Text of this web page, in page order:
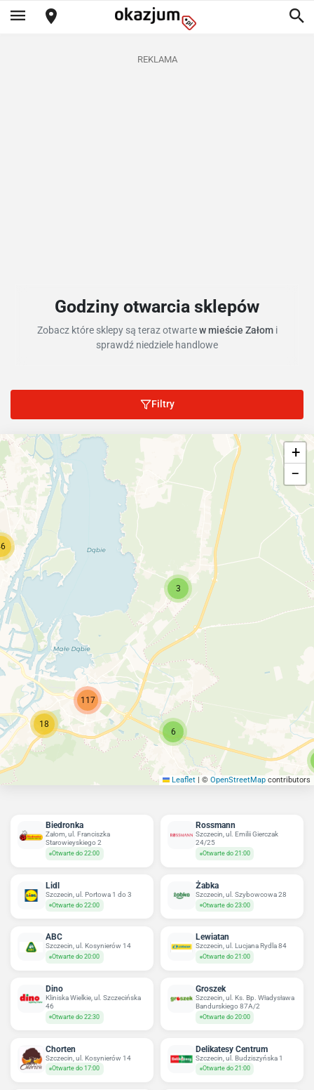
REKLAMA
Godziny otwarcia sklepów
Zobacz które sklepy są teraz otwartew mieście Załom i
sprawdź niedziele handlowe
Filtry
3
6
18
117
+
−
Leaflet | © OpenStreetMap contributors
Biedronka
Załom, ul. Franciszka
Starowieyskiego 2
Otwarte do 22:00
Rossmann
Szczecin, ul. Emilii Gierczak
24/25
Otwarte do 21:00
Lidl
Szczecin, ul. Portowa 1 do 3
Otwarte do 22:00
Żabka
Szczecin, ul. Szybowcowa 28
Otwarte do 23:00
ABC
Szczecin, ul. Kosynierów 14
Otwarte do 20:00
Lewiatan
Szczecin, ul. Lucjana Rydla 84
Otwarte do 21:00
Dino
Kliniska Wielkie, ul. Szczecińska
46
Otwarte do 22:30
Groszek
Szczecin, ul. Ks. Bp. Władysława
Bandurskiego 87A/2
Otwarte do 20:00
Chorten
Szczecin, ul. Kosynierów 14
Otwarte do 17:00
Delikatesy Centrum
Szczecin, ul. Budziszyńska 1
Otwarte do 21:00